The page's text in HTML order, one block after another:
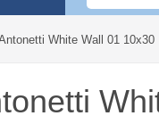
White Wall 01 10x30